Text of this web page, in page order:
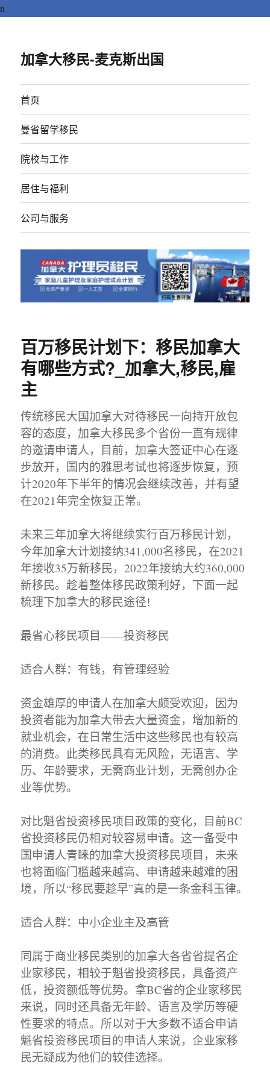
n
加拿大移民-麦克斯出国
首页
曼省留学移民
院校与工作
居住与福利
公司与服务
百万移民计划下：移民加拿大
有哪些方式?_加拿大,移民,雇
主
传统移民大国加拿大对待移民一向持开放包
容的态度，加拿大移民多个省份一直有规律
的邀请申请人，目前，加拿大签证中心在逐
步放开，国内的雅思考试也将逐步恢复，预
计2020年下半年的情况会继续改善，并有望
在2021年完全恢复正常。
未来三年加拿大将继续实行百万移民计划，
今年加拿大计划接纳341,000名移民，在2021
年接收35万新移民，2022年接纳大约360,000
新移民。趁着整体移民政策利好，下面一起
梳理下加拿大的移民途径!
最省心移民项目——投资移民
适合人群：有钱，有管理经验
资金雄厚的申请人在加拿大颇受欢迎，因为
投资者能为加拿大带去大量资金，增加新的
就业机会，在日常生活中这些移民也有较高
的消费。此类移民具有无风险，无语言、学
历、年龄要求，无需商业计划，无需创办企
业等优势。
对比魁省投资移民项目政策的变化，目前BC
省投资移民仍相对较容易申请。这一备受中
国申请人青睐的加拿大投资移民项目，未来
也将面临门槛越来越高、申请越来越难的困
境，所以“移民要趁早”真的是一条金科玉律。
适合人群：中小企业主及高管
同属于商业移民类别的加拿大各省省提名企
业家移民，相较于魁省投资移民，具备资产
低，投资额低等优势。拿BC省的企业家移民
来说，同时还具备无年龄、语言及学历等硬
性要求的特点。所以对于大多数不适合申请
魁省投资移民项目的申请人来说，企业家移
民无疑成为他们的较佳选择。